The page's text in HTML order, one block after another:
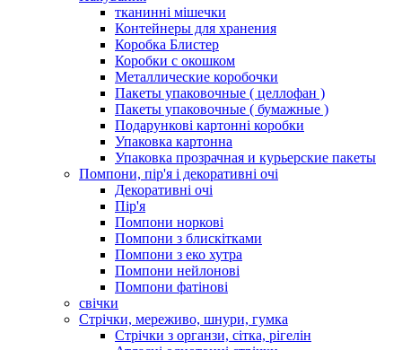
тканинні мішечки
Контейнеры для хранения
Коробка Блистер
Коробки с окошком
Металлические коробочки
Пакеты упаковочные ( целлофан )
Пакеты упаковочные ( бумажные )
Подарункові картонні коробки
Упаковка картонна
Упаковка прозрачная и курьерские пакеты
Помпони, пір'я і декоративні очі
Декоративні очі
Пір'я
Помпони норкові
Помпони з блискітками
Помпони з еко хутра
Помпони нейлонові
Помпони фатінові
свічки
Стрічки, мереживо, шнури, гумка
Стрічки з органзи, сітка, рігелін